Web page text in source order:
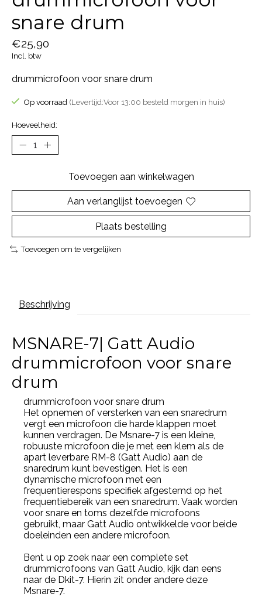
snare drum
€25,90
Incl. btw
drummicrofoon voor snare drum
Op voorraad (Levertijd:Voor 13:00 besteld morgen in huis)
Hoeveelheid:
Toevoegen aan winkelwagen
Aan verlanglijst toevoegen
Plaats bestelling
Toevoegen om te vergelijken
Beschrijving
MSNARE-7| Gatt Audio
drummicrofoon voor snare
drum
drummicrofoon voor snare drum
Het opnemen of versterken van een snaredrum
vergt een microfoon die harde klappen moet
kunnen verdragen. De Msnare-7 is een kleine,
robuuste microfoon die je met een klem als de
apart leverbare RM-8 (Gatt Audio) aan de
snaredrum kunt bevestigen. Het is een
dynamische microfoon met een
frequentierespons specifiek afgestemd op het
frequentiebereik van een snaredrum. Vaak worden
voor snare en toms dezelfde microfoons
gebruikt, maar Gatt Audio ontwikkelde voor beide
doeleinden een andere microfoon.
Bent u op zoek naar een complete set
drummicrofoons van Gatt Audio, kijk dan eens
naar de Dkit-7. Hierin zit onder andere deze
Msnare-7.